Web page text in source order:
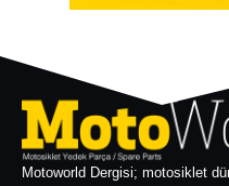
Motoworld Dergisi; motosiklet